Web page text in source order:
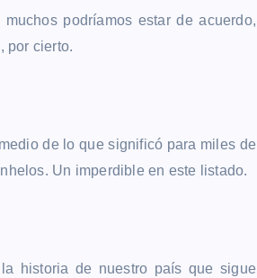
podríamos estar de acuerdo,
por cierto.
de lo que significó para miles de
Un imperdible en este listado.
historia de nuestro país que sigue